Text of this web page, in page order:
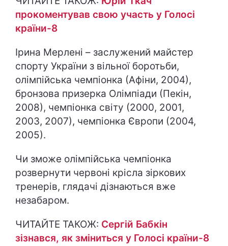
прокоментував свою участь у Голосі
країни-8
Ірина Мерлені – заслужений майстер
спорту України з вільної боротьби,
олімпійська чемпіонка (Афіни, 2004),
бронзова призерка Олімпіади (Пекін,
2008), чемпіонка світу (2000, 2001,
2003, 2007), чемпіонка Європи (2004,
2005).
Чи зможе олімпійська чемпіонка
розвернути червоні крісла зіркових
тренерів, глядачі дізнаються вже
незабаром.
ЧИТАЙТЕ ТАКОЖ: Сергій Бабкін
зізнався, як зміниться у Голосі країни-8